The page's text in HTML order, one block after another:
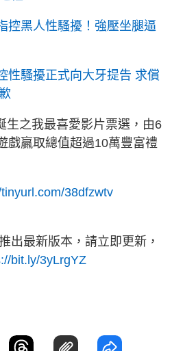
控黑人性騷擾！強壓坐腿逼
性騷擾正式向大牙提告 求償
生之我最喜愛影片票選，由6
戲贏取總值超過10萬豐富禮
38dfzwtv
出最新版本，請立即更新，
bit.ly/3yLrgYZ